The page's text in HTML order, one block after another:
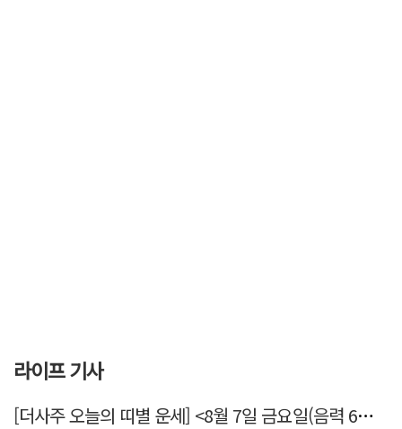
라이프 기사
[더사주 오늘의 띠별 운세] <8월 7일 금요일(음력 6월25일)>